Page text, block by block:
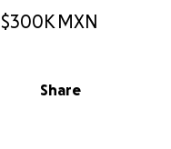
$300K MXN
Share